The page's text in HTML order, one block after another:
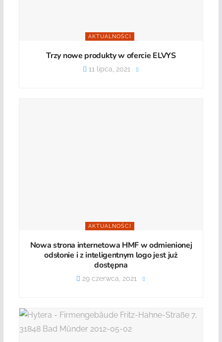
AKTUALNOŚCI
Trzy nowe produkty w ofercie ELVYS
11 lipca, 2021
AKTUALNOŚCI
Nowa strona internetowa HMF w odmienionej
odsłonie i z inteligentnym logo jest już
dostępna
29 czerwca, 2021